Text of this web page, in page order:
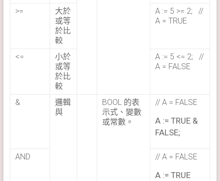
>=
大於
或等
於比
較
A := 5 >= 2; //
A = TRUE
<=
小於
或等
於比
較
A := 5 <= 2; //
A = FALSE
&
邏輯
與
BOOL 的表
示式、變數
或常數。
// A = FALSE
A := TRUE &
FALSE;
AND // A = FALSE
A := TRUE